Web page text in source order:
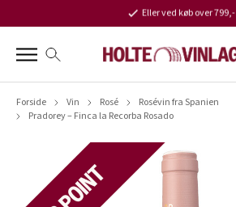
Eller ved køb over 799,-
Forside Vin Rosé
Rosévin fra Spanien
Pradorey – Finca la Recorba Rosado